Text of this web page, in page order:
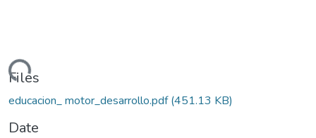
Files
educacion_ motor_desarrollo.pdf(451.13 KB)
Date